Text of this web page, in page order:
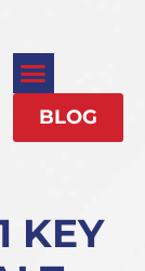
BLOG
KEY